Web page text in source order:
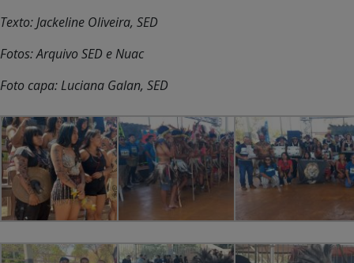
Texto: Jackeline Oliveira, SED
Fotos: Arquivo SED e Nuac
Foto capa: Luciana Galan, SED